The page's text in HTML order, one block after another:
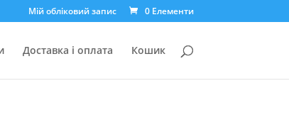
Мій обліковий запис 0 Елементи
Доставка і оплата Кошик